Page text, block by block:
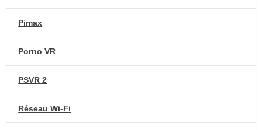
Pimax
Porno VR
PSVR 2
Réseau Wi-Fi